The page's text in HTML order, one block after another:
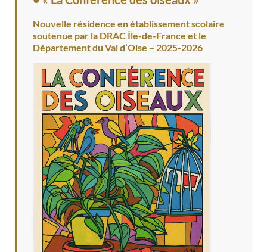
Nouvelle résidence en établissement scolaire
soutenue par la DRAC Île-de-France et le
Département du Val d’Oise – 2025-2026